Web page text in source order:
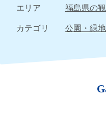
エリア
福島県の
カテゴリ
公園・緑